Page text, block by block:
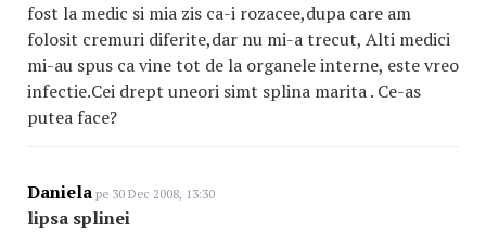
fost la medic si mia zis ca-i rozacee,dupa care am
folosit cremuri diferite,dar nu mi-a trecut, Alti medici
mi-au spus ca vine tot de la organele interne, este vreo
infectie.Cei drept uneori simt splina marita . Ce-as
putea face?
Daniela pe 30 Dec 2008, 13:30
lipsa splinei